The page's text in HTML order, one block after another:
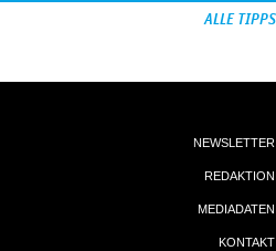
ALLE TIPPS
NEWSLETTER
REDAKTION
MEDIADATEN
KONTAKT